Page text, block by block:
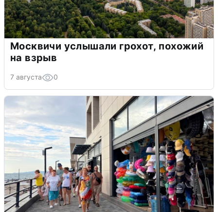
Москвичи услышали грохот, похожий
на взрыв
7 августа 0